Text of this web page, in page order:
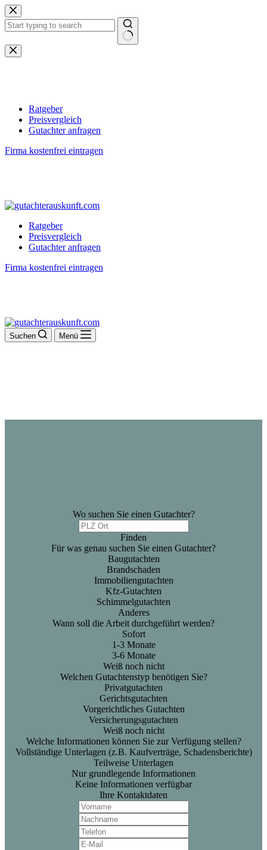
Zum
Inhalt
springen
Keine
Ergebnisse
Ratgeber
Preisvergleich
Gutachter anfragen
Firma kostenfrei eintragen
Ratgeber
Preisvergleich
Gutachter anfragen
Firma kostenfrei eintragen
Suchen Menü
Wo suchen Sie einen Gutachter?
Finden
Für was genau suchen Sie einen Gutachter?
Baugutachten
Brandschaden
Immobiliengutachten
Kfz-Gutachten
Schimmelgutachten
Anderes
Wann soll die Arbeit durchgeführt werden?
Sofort
1-3 Monate
3-6 Monate
Weiß noch nicht
Welchen Gutachtenstyp benötigen Sie?
Privatgutachten
Gerichtsgutachten
Vorgerichtliches Gutachten
Versicherungsgutachten
Weiß noch nicht
Welche Informationen können Sie zur Verfügung stellen?
Vollständige Unterlagen (z.B. Kaufverträge, Schadensberichte)
Teilweise Unterlagen
Nur grundlegende Informationen
Keine Informationen verfügbar
Ihre Kontaktdaten